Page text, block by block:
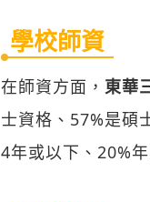
學校師資
在師資方面， 東華
士資格、57%是碩
4年或以下、20%